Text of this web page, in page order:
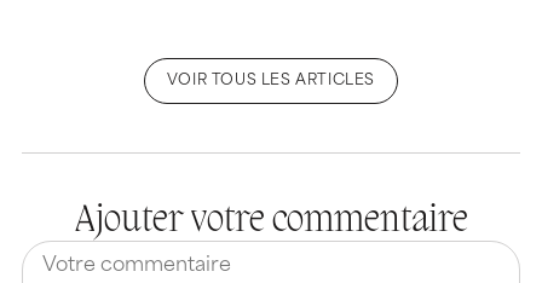
VOIR TOUS LES ARTICLES
Ajouter votre commentaire